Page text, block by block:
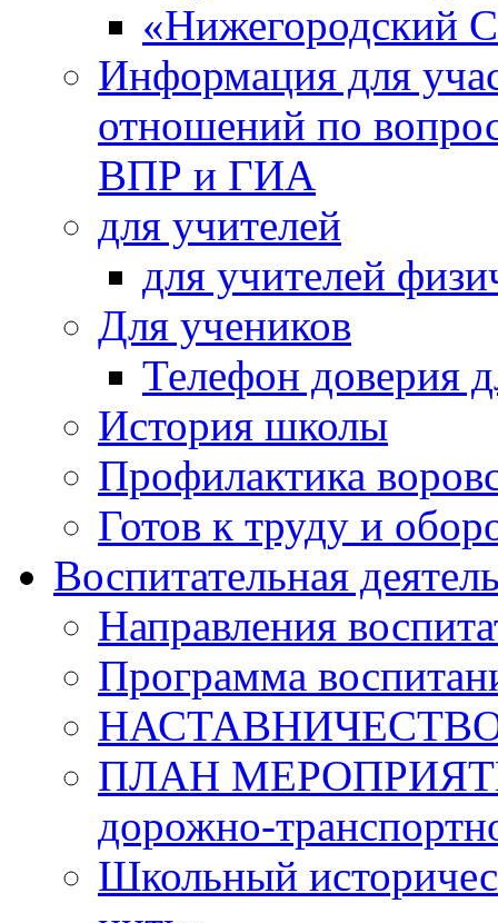
«Нижегородский
Информация для
отношений по
ВПР и ГИА
для учителей
для учителей
Для учеников
Телефон доверия
История школы
Профилактика
Готов к труду и
Воспитательная
Направления
Программа
ПЛАН МЕРОПРИЯТИЙ
дорожно-
Школьный